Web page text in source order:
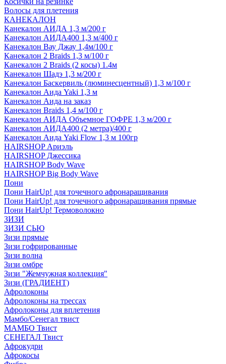
Волосы для плетения
КАНЕКАЛОН
Канекалон АИДА 1,3 м/200 г
Канекалон АИДА400 1,3 м/400 г
Канекалон Вау Джау 1,4м/100 г
Канекалон 2 Braids 1,3 м/100 г
Канекалон 2 Braids (2 косы) 1.4м
Канекалон Шадэ 1,3 м/200 г
Канекалон Баскервиль (люминесцентный) 1,3 м/100 г
Канекалон Аида Yaki 1,3 м
Канекалон Аида на заказ
Канекалон Braids 1,4 м/100 г
Канекалон АИДА Объемное ГОФРЕ 1,3 м/200 г
Канекалон АИДА400 (2 метра)/400 г
Канекалон Аида Yaki Flow 1,3 м 100гр
HAIRSHOP Ариэль
HAIRSHOP Джессика
HAIRSHOP Body Wave
HAIRSHOP Big Body Wave
Пони
Пони HairUp! для точечного афронаращивания
Пони HairUp! для точечного афронаращивания прямые
Пони HairUp! Термоволокно
ЗИЗИ
ЗИЗИ СЬЮ
Зизи прямые
Зизи гофрированные
Зизи волна
Зизи омбре
Зизи "Жемчужная коллекция"
Зизи (ГРАДИЕНТ)
Афролоконы
Афролоконы на трессах
Афролоконы для вплетения
Мамбо/Сенегал твист
МАМБО Твист
СЕНЕГАЛ Твист
Афрокудри
Афрокосы